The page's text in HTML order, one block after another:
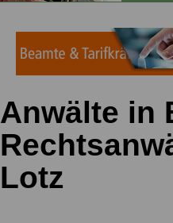
Anwälte in
Lotz